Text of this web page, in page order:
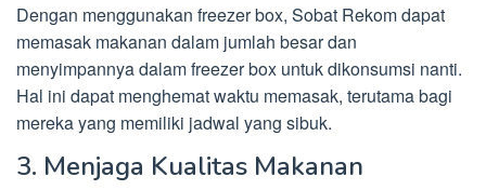
Dengan menggunakan freezer box, Sobat Rekom dapat
memasak makanan dalam jumlah besar dan
menyimpannya dalam freezer box untuk dikonsumsi nanti.
Hal ini dapat menghemat waktu memasak, terutama bagi
mereka yang memiliki jadwal yang sibuk.
3. Menjaga Kualitas Makanan